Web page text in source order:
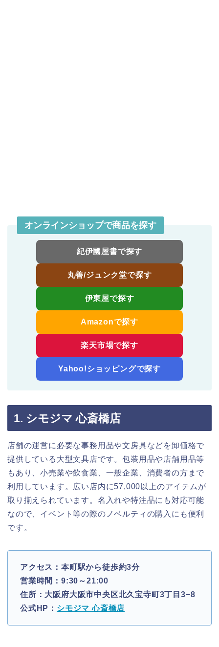
オンラインショップで商品を探す
紀伊國屋書で探す
丸善/ジュンク堂で探す
伊東屋で探す
Amazonで探す
楽天市場で探す
Yahoo!ショッピングで探す
1. シモジマ 心斎橋店
店舗の運営に必要な事務用品や文房具などを卸価格で
提供している大型文具店です。包装用品や店舗用品等
もあり、小売業や飲食業、一般企業、消費者の方まで
利用しています。広い店内に57,000以上のアイテムが
取り揃えられています。名入れや特注品にも対応可能
なので、イベント等の際のノベルティの購入にも便利
です。
アクセス：本町駅から徒歩約3分
営業時間：9:30～21:00
住所：大阪府大阪市中央区北久宝寺町3丁目3−8
公式HP： シモジマ 心斎橋店